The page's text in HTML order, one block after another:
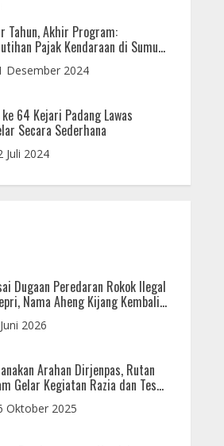
Tahun, Akhir Program:
Pajak Kendaraan di Sumut
Sampai 31 Desember
Desember 2024
ke 64 Kejari Padang Lawas
Secara Sederhana
Juli 2024
Dugaan Peredaran Rokok Ilegal
Nama Aheng Kijang Kembali
2026
Arahan Dirjenpas, Rutan
Gelar Kegiatan Razia dan Tes
Bersama APH
Oktober 2025